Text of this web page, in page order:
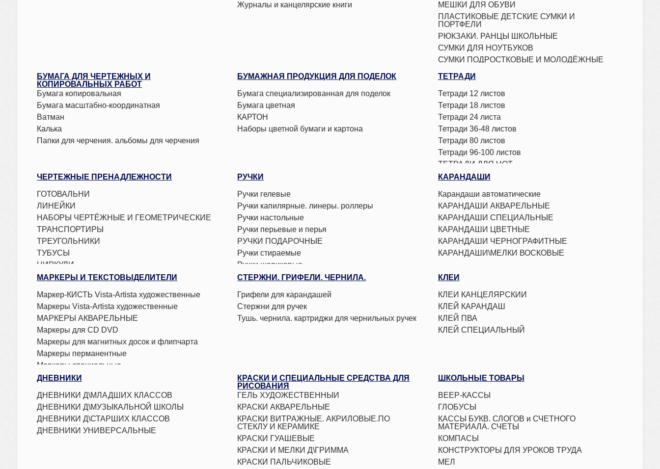
Журналы и канцелярские книги
МЕШКИ ДЛЯ ОБУВИ
ПЛАСТИКОВЫЕ ДЕТСКИЕ СУМКИ И
ПОРТФЕЛИ
РЮКЗАКИ. РАНЦЫ ШКОЛЬНЫЕ
СУМКИ ДЛЯ НОУТБУКОВ
СУМКИ ПОДРОСТКОВЫЕ И МОЛОДЁЖНЫЕ
СУМОЧКИ ДЕТСКИЕ
БУМАГА ДЛЯ ЧЕРТЁЖНЫХ И
КОПИРОВАЛЬНЫХ РАБОТ
Бумага копировальная
Бумага масштабно-координатная
Ватман
Калька
Папки для черчения. альбомы для черчения
БУМАЖНАЯ ПРОДУКЦИЯ ДЛЯ ПОДЕЛОК
Бумага специализированная для поделок
Бумага цветная
КАРТОН
Наборы цветной бумаги и картона
ТЕТРАДИ
Тетради 12 листов
Тетради 18 листов
Тетради 24 листа
Тетради 36-48 листов
Тетради 80 листов
Тетради 96-100 листов
ТЕТРАДИ ДЛЯ НОТ
Тетради на кольцах
ЧЕРТЕЖНЫЕ ПРЕНАДЛЕЖНОСТИ
ГОТОВАЛЬНИ
ЛИНЕЙКИ
НАБОРЫ ЧЕРТЁЖНЫЕ И ГЕОМЕТРИЧЕСКИЕ
ТРАНСПОРТИРЫ
ТРЕУГОЛЬНИКИ
ТУБУСЫ
ЦИРКУЛИ
РУЧКИ
Ручки гелевые
Ручки капилярные. линеры. роллеры
Ручки настольные
Ручки перьевые и перья
РУЧКИ ПОДАРОЧНЫЕ
Ручки стираемые
Ручки шариковые
КАРАНДАШИ
Карандаши автоматические
КАРАНДАШИ АКВАРЕЛЬНЫЕ
КАРАНДАШИ СПЕЦИАЛЬНЫЕ
КАРАНДАШИ ЦВЕТНЫЕ
КАРАНДАШИ ЧЕРНОГРАФИТНЫЕ
КАРАНДАШИ\МЕЛКИ ВОСКОВЫЕ
МАРКЕРЫ И ТЕКСТОВЫДЕЛИТЕЛИ
Маркер-КИСТЬ Vista-Artista художественные
Маркеры Vista-Artista художественные
МАРКЕРЫ АКВАРЕЛЬНЫЕ
Маркеры для CD DVD
Маркеры для магнитных досок и флипчарта
Маркеры перманентные
Маркеры специальные
Текстовыделители
СТЕРЖНИ. ГРИФЕЛИ. ЧЕРНИЛА.
Грифели для карандашей
Стержни для ручек
Тушь. чернила. картриджи для чернильных ручек
КЛЕЙ
КЛЕЙ КАНЦЕЛЯРСКИЙ
КЛЕЙ КАРАНДАШ
КЛЕЙ ПВА
КЛЕЙ СПЕЦИАЛЬНЫЙ
ДНЕВНИКИ
ДНЕВНИКИ Д\МЛАДШИХ КЛАССОВ
ДНЕВНИКИ Д\МУЗЫКАЛЬНОЙ ШКОЛЫ
ДНЕВНИКИ Д\СТАРШИХ КЛАССОВ
ДНЕВНИКИ УНИВЕРСАЛЬНЫЕ
КРАСКИ И СПЕЦИАЛЬНЫЕ СРЕДСТВА ДЛЯ
РИСОВАНИЯ
ГЕЛЬ ХУДОЖЕСТВЕННЫЙ
КРАСКИ АКВАРЕЛЬНЫЕ
КРАСКИ ВИТРАЖНЫЕ. АКРИЛОВЫЕ.ПО
СТЕКЛУ И КЕРАМИКЕ
КРАСКИ ГУАШЕВЫЕ
КРАСКИ И МЕЛКИ Д\ГРИММА
КРАСКИ ПАЛЬЧИКОВЫЕ
ШКОЛЬНЫЕ ТОВАРЫ
ВЕЕР-КАССЫ
ГЛОБУСЫ
КАССЫ БУКВ. СЛОГОВ и СЧЕТНОГО
МАТЕРИАЛА. СЧЕТЫ
КОМПАСЫ
КОНСТРУКТОРЫ ДЛЯ УРОКОВ ТРУДА
МЕЛ